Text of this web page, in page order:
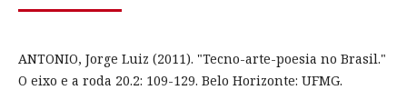
ANTONIO, Jorge Luiz (2011). "Tecno-arte-poesia no Brasil."
O eixo e a roda 20.2: 109-129. Belo Horizonte: UFMG.